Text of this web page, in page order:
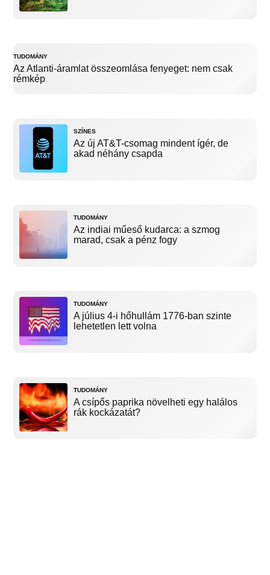
TUDOMÁNY
Az Atlanti-áramlat összeomlása fenyeget: nem csak
rémkép
SZÍNES
Az új AT&T-csomag mindent ígér, de
akad néhány csapda
TUDOMÁNY
Az indiai műeső kudarca: a szmog
marad, csak a pénz fogy
TUDOMÁNY
A július 4-i hőhullám 1776-ban szinte
lehetetlen lett volna
TUDOMÁNY
A csípős paprika növelheti egy halálos
rák kockázatát?